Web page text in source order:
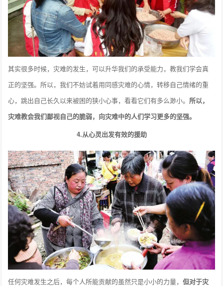
其实很多时候，灾难的发生，可以升华我们的承受能力，教我们学会真
正的坚强。所以，我们不妨试着用同感灾难的心情，转移自己情绪的重
心，跳出自己长久以来被困的狭小心事，看看它们有多么渺小。 所以，
灾难教会我们鄙视自己的脆弱，向灾难中的人们学习更多的坚强。
4.从心灵出发有效的援助
任何灾难发生之后，每个人所能贡献的虽然只是小小的力量，但对于灾